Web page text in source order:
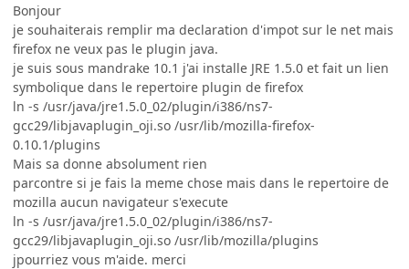
Bonjour
je souhaiterais remplir ma declaration d'impot sur le net mais
firefox ne veux pas le plugin java.
je suis sous mandrake 10.1 j'ai installe JRE 1.5.0 et fait un lien
symbolique dans le repertoire plugin de firefox
ln -s /usr/java/jre1.5.0_02/plugin/i386/ns7-
gcc29/libjavaplugin_oji.so /usr/lib/mozilla-firefox-
0.10.1/plugins
Mais sa donne absolument rien
parcontre si je fais la meme chose mais dans le repertoire de
mozilla aucun navigateur s'execute
ln -s /usr/java/jre1.5.0_02/plugin/i386/ns7-
gcc29/libjavaplugin_oji.so /usr/lib/mozilla/plugins
jpourriez vous m'aide. merci